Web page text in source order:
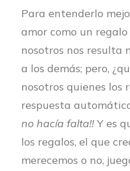
Para entenderlo
amor como un
nosotros nos resulta
a los demás; pero,
nosotros quienes los
respuesta
no hacía falta!! Y es
los regalos, el que
merecemos o no,